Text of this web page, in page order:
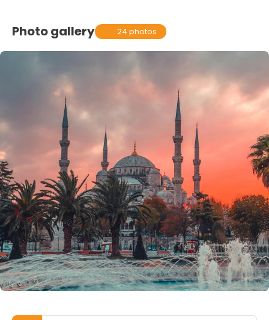
Photo gallery 24 photos